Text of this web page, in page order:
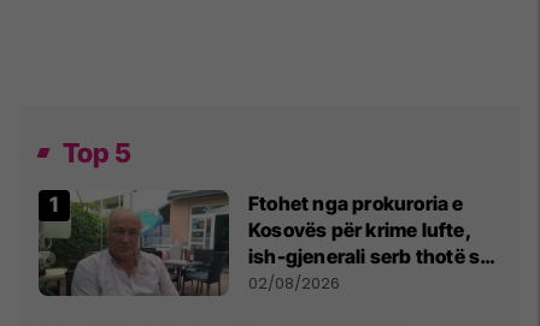
Top 5
Ftohet nga prokuroria e
Kosovës për krime lufte,
ish-gjenerali serb thotë se
dikush e tradhtoi në
02/08/2026